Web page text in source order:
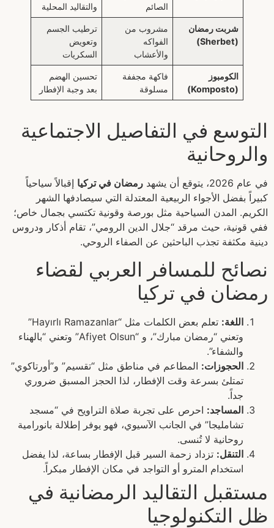
الصائم
والتقاليد المحلية
شربت رمضان
(Sherbet)
مشروب من
الفواكه
والأعشاب
ترطيب الجسم
وتعويض
السكريات
الكومبوز
(Komposto)
فاكهة مجففة
مسلوقة
تحسين الهضم
بعد وجبة الإفطار
التوسع في التفاصيل الاجتماعية
والروحانية
في عام 2026، يتوقع أن يشهد رمضان في تركيا إقبالاً سياحياً
كبيراً بفضل الأجواء الربيعية المعتدلة التي سيصادفها الشهر
الكريم. المدن السياحية مثل بورصة وقونية تكتسي بجمال خاص؛
ففي قونية، حيث مرقد “جلال الدين الرومي”، تقام أذكار ودروس
دينية مكثفة تجذب الباحثين عن الصفاء الروحي.
نصائح للمسافر العربي لقضاء
رمضان في تركيا
اللغة:
تعلم بعض الكلمات مثل “Hayırlı Ramazanlar”
وتعني “رمضان مبارك”، و “Afiyet Olsun” وتعني “بالهناء
والشفاء”.
الحجوزات: المطاعم في مناطق مثل “تقسيم” و”أورتاكوي”
تمتلئ بسرعة وقت الإفطار، لذا الحجز المسبق ضروري
جداً.
المساجد: احرص على تجربة صلاة التراويح في “مسجد
تشامليجا” في الجانب الآسيوي، فهو يوفر إطلالة بانورامية
روحانية لا تُنسى.
التنقل: تزداد زحمة السير قبل الإفطار بساعة، لذا يفضل
استخدام المترو أو التواجد في مكان الإفطار مبكراً.
مستقبل التقاليد الرمضانية في
ظل التكنولوجيا